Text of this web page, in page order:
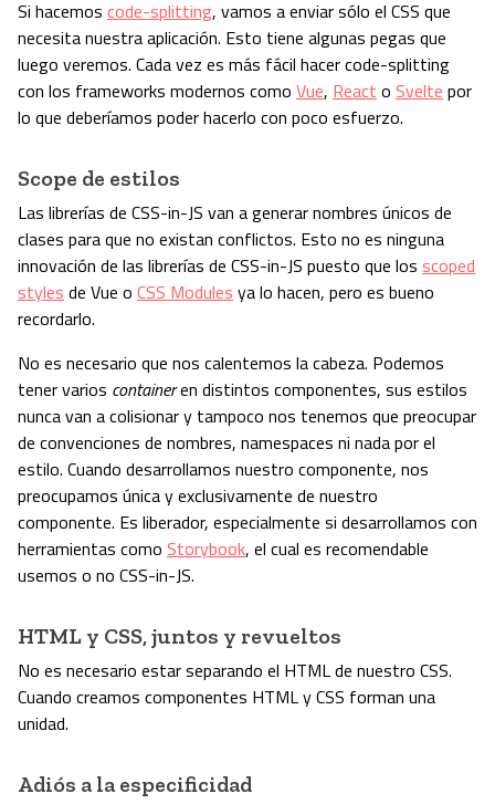
Si hacemos code-splitting, vamos a enviar sólo el CSS que
necesita nuestra aplicación. Esto tiene algunas pegas que
luego veremos. Cada vez es más fácil hacer code-splitting
con los frameworks modernos como Vue, React o Svelte por
lo que deberíamos poder hacerlo con poco esfuerzo.
Scope de estilos
Las librerías de CSS-in-JS van a generar nombres únicos de
clases para que no existan conflictos. Esto no es ninguna
innovación de las librerías de CSS-in-JS puesto que los scoped
styles de Vue o CSS Modules ya lo hacen, pero es bueno
recordarlo.
No es necesario que nos calentemos la cabeza. Podemos
tener varios containeren distintos componentes, sus estilos
nunca van a colisionar y tampoco nos tenemos que preocupar
de convenciones de nombres, namespaces ni nada por el
estilo. Cuando desarrollamos nuestro componente, nos
preocupamos única y exclusivamente de nuestro
componente. Es liberador, especialmente si desarrollamos con
herramientas como Storybook, el cual es recomendable
usemos o no CSS-in-JS.
HTML y CSS, juntos y revueltos
No es necesario estar separando el HTML de nuestro CSS.
Cuando creamos componentes HTML y CSS forman una
unidad.
Adiós a la especificidad